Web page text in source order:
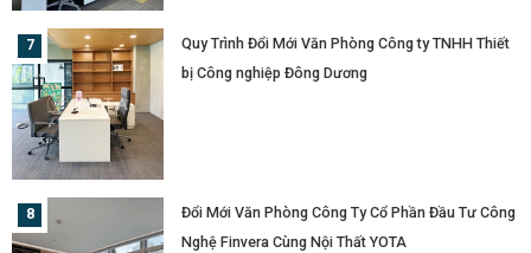
Quy Trình Đổi Mới Văn Phòng Công ty TNHH Thiết
bị Công nghiệp Đông Dương
Đổi Mới Văn Phòng Công Ty Cổ Phần Đầu Tư Công
Nghệ Finvera Cùng Nội Thất YOTA